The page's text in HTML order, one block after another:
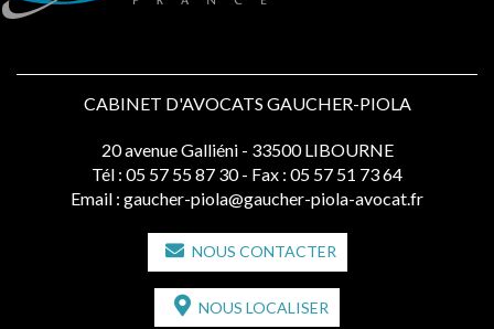
CABINET D'AVOCATS GAUCHER-PIOLA
20 avenue Galliéni - 33500 LIBOURNE
Tél : 05 57 55 87 30 - Fax : 05 57 51 73 64
Email : gaucher-piola@gaucher-piola-avocat.fr
NOUS CONTACTER
NOUS LOCALISER